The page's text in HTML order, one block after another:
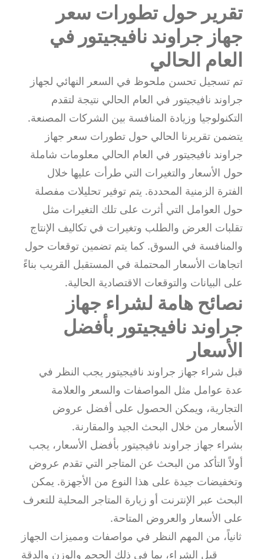
تقرير حول تطورات سعر
جهاز جراوند نافيجيتور في
العام الحالي
تم تسجيل تحسن ملحوظ في السعر النهائي لجهاز
جراوند نافيجيتور في العام الحالي نتيجة لتقدم
التكنولوجيا وزيادة المنافسة بين الشركات المصنعة.
يتضمن تقريرنا الحالي حول تطورات سعر جهاز
جراوند نافيجيتور في العام الحالي معلومات شاملة
حول الأسعار والتغيرات التي طرأت عليها خلال
الفترة الزمنية المحددة. يتم توفير تحليلات مفصلة
حول العوامل التي أثرت على تلك التغيرات مثل
تقلبات العرض والطلب وتغيرات في تكاليف الإنتاج
والمنافسة في السوق. كما يتم تضمين توقعات حول
اتجاهات الأسعار المحتملة في المستقبل القريب بناءً
على البيانات والتوقعات الاقتصادية الحالية.
نصائح هامة لشراء جهاز
جراوند نافيجيتور بأفضل
الأسعار
قبل شراء جهاز جراوند نافيجيتور يجب النظر في
عدة عوامل مثل المواصفات والسعر والعلامة
التجارية، ويمكن الحصول على أفضل عروض
الأسعار من خلال البحث الجيد والمقارنة.
بشراء جهاز جراوند نافيجيتور بأفضل الأسعار، يجب
أولاً التأكد من البحث عن المتاجر التي تقدم عروض
وتخفيضات جيدة على هذا النوع من الأجهزة. يمكن
البحث عبر الإنترنت أو زيارة المتاجر المحلية للتعرف
على الأسعار والعروض المتاحة.
ثانياً، من المهم النظر في مواصفات ومميزات الجهاز
قبل الشراء، بما في ذلك الحجم والوزن والدقة